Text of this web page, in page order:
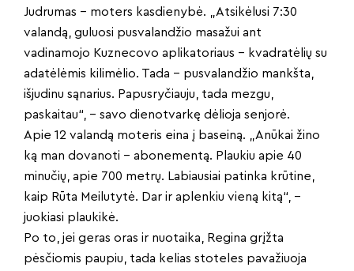
Judrumas – moters kasdienybė. „Atsikėlusi 7:30
valandą, guluosi pusvalandžio masažui ant
vadinamojo Kuznecovo aplikatoriaus – kvadratėlių su
adatėlėmis kilimėlio. Tada – pusvalandžio mankšta,
išjudinu sąnarius. Papusryčiauju, tada mezgu,
paskaitau“, – savo dienotvarkę dėlioja senjorė.
Apie 12 valandą moteris eina į baseiną. „Anūkai žino
ką man dovanoti – abonementą. Plaukiu apie 40
minučių, apie 700 metrų. Labiausiai patinka krūtine,
kaip Rūta Meilutytė. Dar ir aplenkiu vieną kitą“, –
juokiasi plaukikė.
Po to, jei geras oras ir nuotaika, Regina grįžta
pėsčiomis paupiu, tada kelias stoteles pavažiuoja